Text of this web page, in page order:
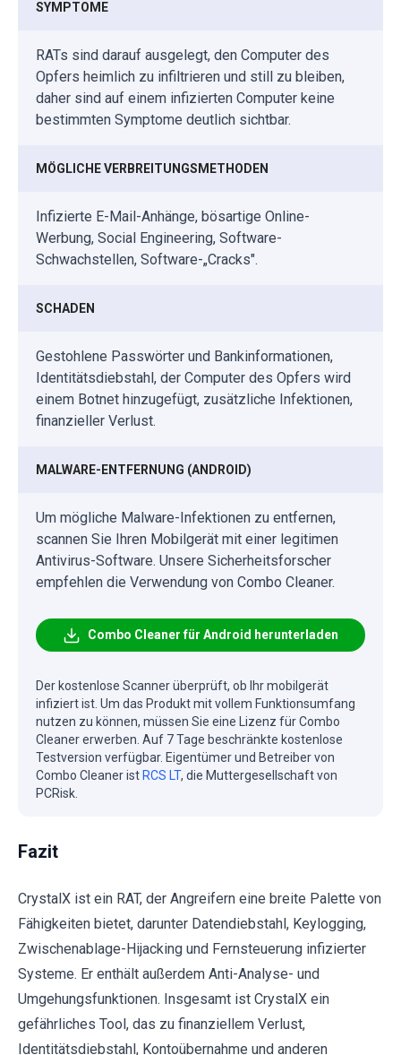
SYMPTOME
RATs sind darauf ausgelegt, den Computer des
Opfers heimlich zu infiltrieren und still zu bleiben,
daher sind auf einem infizierten Computer keine
bestimmten Symptome deutlich sichtbar.
MÖGLICHE VERBREITUNGSMETHODEN
Infizierte E-Mail-Anhänge, bösartige Online-
Werbung, Social Engineering, Software-
Schwachstellen, Software-„Cracks".
SCHADEN
Gestohlene Passwörter und Bankinformationen,
Identitätsdiebstahl, der Computer des Opfers wird
einem Botnet hinzugefügt, zusätzliche Infektionen,
finanzieller Verlust.
MALWARE-ENTFERNUNG (ANDROID)
Um mögliche Malware-Infektionen zu entfernen,
scannen Sie Ihren Mobilgerät mit einer legitimen
Antivirus-Software. Unsere Sicherheitsforscher
empfehlen die Verwendung von Combo Cleaner.
Combo Cleaner für Android herunterladen
Der kostenlose Scanner überprüft, ob Ihr mobilgerät
infiziert ist. Um das Produkt mit vollem Funktionsumfang
nutzen zu können, müssen Sie eine Lizenz für Combo
Cleaner erwerben. Auf 7 Tage beschränkte kostenlose
Testversion verfügbar. Eigentümer und Betreiber von
Combo Cleaner ist RCS LT, die Muttergesellschaft von
PCRisk.
Fazit
CrystalX ist ein RAT, der Angreifern eine breite Palette von
Fähigkeiten bietet, darunter Datendiebstahl, Keylogging,
Zwischenablage-Hijacking und Fernsteuerung infizierter
Systeme. Er enthält außerdem Anti-Analyse- und
Umgehungsfunktionen. Insgesamt ist CrystalX ein
gefährliches Tool, das zu finanziellem Verlust,
Identitätsdiebstahl, Kontoübernahme und anderen